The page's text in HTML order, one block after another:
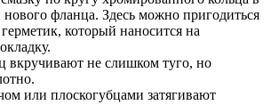
фланца. Здесь можно пригодиться
который наносится на
вкручивают не слишком туго, но
или плоскогубцами затягивают